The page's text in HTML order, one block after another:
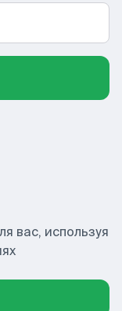
вас, используя